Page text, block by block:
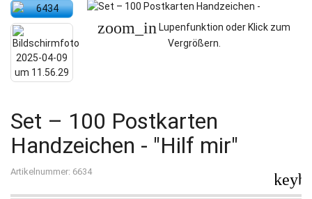
zoom_in Lupenfunktion oder Klick zum
Vergrößern.
Set – 100 Postkarten
Handzeichen - "Hilf mir"
Artikelnummer: 6634